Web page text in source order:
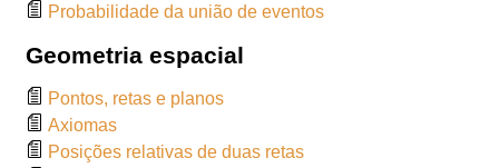
Probabilidade da união de eventos
Geometria espacial
Pontos, retas e planos
Axiomas
Posições relativas de duas retas